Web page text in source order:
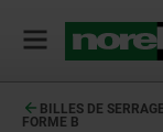
BILLES DE
FORME B